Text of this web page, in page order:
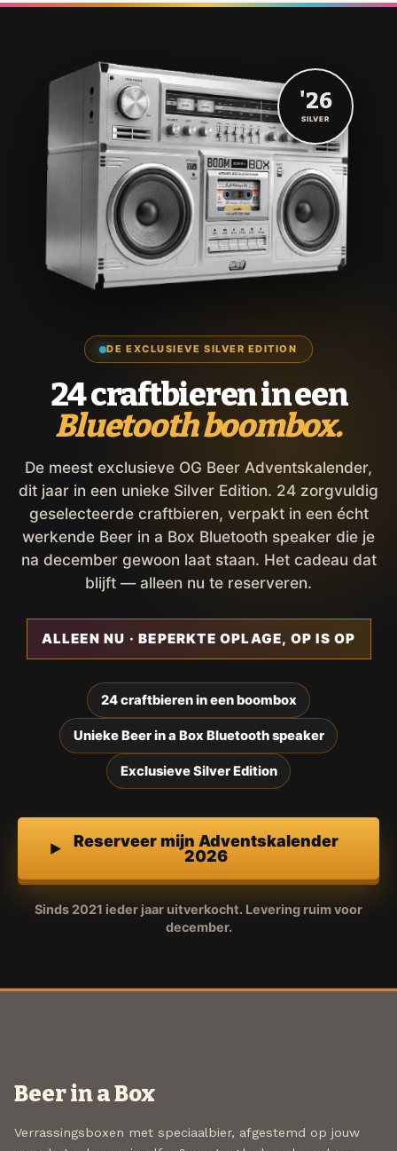
DE EXCLUSIEVE SILVER EDITION
24 craftbieren in een
Bluetooth boombox.
De meest exclusieve OG Beer Adventskalender,
dit jaar in een unieke Silver Edition. 24 zorgvuldig
geselecteerde craftbieren, verpakt in een écht
werkende Beer in a Box Bluetooth speaker die je
na december gewoon laat staan. Het cadeau dat
blijft — alleen nu te reserveren.
ALLEEN NU · BEPERKTE OPLAGE, OP IS OP
24 craftbieren in een boombox
Unieke Beer in a Box Bluetooth speaker
Exclusieve Silver Edition
Reserveer mijn Adventskalender
2026
Sinds 2021 ieder jaar uitverkocht. Levering ruim voor
december.
'26
SILVER
Beer in a Box
Verrassingsboxen met speciaalbier, afgestemd op jouw